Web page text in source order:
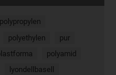
polypropylen
polyethylen
pur
polyamid
lyondellbasell